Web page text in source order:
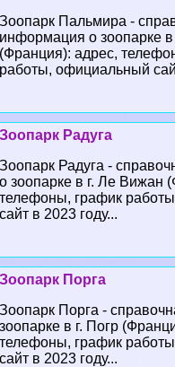
Зоопарк Пальмира -
информация о зоопарке в
(Франция): адрес,
работы, официальный
Зоопарк Радуга
Зоопарк Радуга -
о зоопарке в г. Ле Вижан
телефоны, график
сайт в 2023 году...
Зоопарк Порга
Зоопарк Порга -
зоопарке в г. Погр
телефоны, график
сайт в 2023 году...